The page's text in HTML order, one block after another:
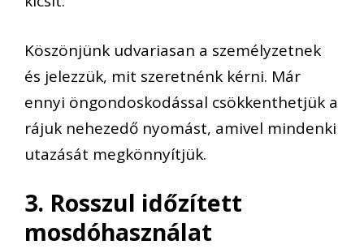
Köszönjünk udvariasan a személyzetnek
és jelezzük, mit szeretnénk kérni. Már
ennyi öngondoskodással csökkenthetjük a
rájuk nehezedő nyomást, amivel mindenki
utazását megkönnyítjük.
3. Rosszul időzített
mosdóhasználat